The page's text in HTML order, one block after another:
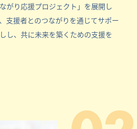
がり応援プロジェクト」を展開し
支援者とのつながりを通じてサポー
し、共に未来を築くための支援を